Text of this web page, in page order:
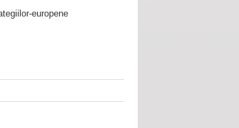
europene